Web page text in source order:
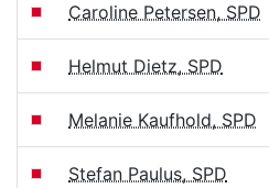
Caroline Petersen, SPD
Helmut Dietz, SPD
Melanie Kaufhold, SPD
Stefan Paulus, SPD